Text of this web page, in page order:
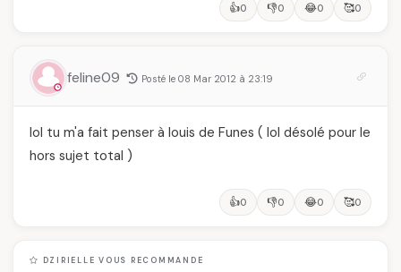
👍0 👎0 😂0 🥰0
feline09 Posté le 08 Mar 2012 à 23:19
lol tu m'a fait penser à louis de Funes ( lol désolé pour le
hors sujet total )
👍0 👎0 😂0 🥰0
DZIRIELLE VOUS RECOMMANDE